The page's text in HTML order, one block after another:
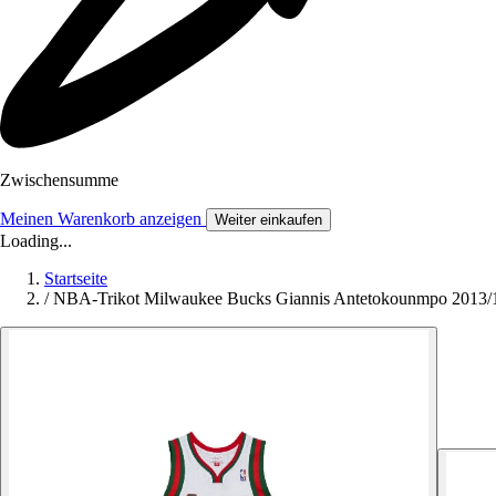
Zwischensumme
Meinen Warenkorb anzeigen Weiter einkaufen
Loading...
Startseite
/ NBA-Trikot Milwaukee Bucks Giannis Antetokounmpo 2013/